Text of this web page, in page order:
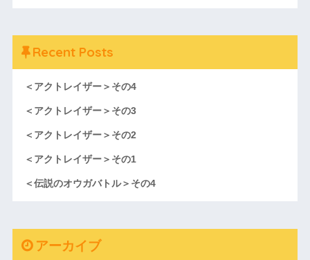
Recent Posts
＜アクトレイザー＞その4
＜アクトレイザー＞その3
＜アクトレイザー＞その2
＜アクトレイザー＞その1
＜伝説のオウガバトル＞その4
アーカイブ